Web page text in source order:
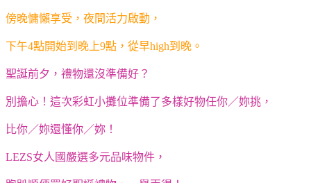
傍晚慵懶享受，夜間活力啟動，
下午4點開始到晚上9點，從早high到晚。
聖誕前夕，禮物還沒準備好？
別擔心！這次彩虹小攤位準備了多樣好物任你／妳挑，
比你／妳還懂你／妳！
LEZS女人國嚴選多元品味物件，